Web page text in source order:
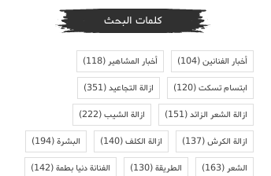
كلمات البحث
أخبار الفنانين(104) أخبار المشاهير(118)
ابتسام تسكت(120) ازالة التجاعيد(351)
ازالة الشعر الزائد(151) ازالة الشيب(222)
ازالة الكرش(137) ازالة الكلف(140) البشرة(194)
الشعر(163) الطريقة(130) الفنانة دنيا بطمة(142)